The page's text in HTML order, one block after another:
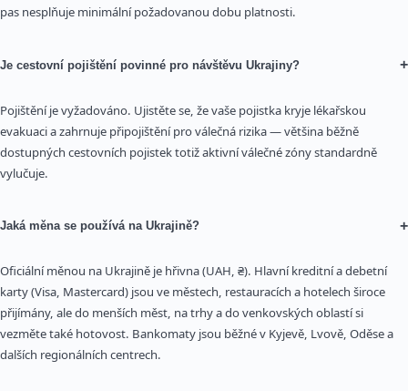
pas nesplňuje minimální požadovanou dobu platnosti.
Je cestovní pojištění povinné pro návštěvu Ukrajiny? +
Pojištění je vyžadováno. Ujistěte se, že vaše pojistka kryje lékařskou
evakuaci a zahrnuje připojištění pro válečná rizika — většina běžně
dostupných cestovních pojistek totiž aktivní válečné zóny standardně
vylučuje.
Jaká měna se používá na Ukrajině? +
Oficiální měnou na Ukrajině je hřivna (UAH, ₴). Hlavní kreditní a debetní
karty (Visa, Mastercard) jsou ve městech, restauracích a hotelech široce
přijímány, ale do menších měst, na trhy a do venkovských oblastí si
vezměte také hotovost. Bankomaty jsou běžné v Kyjevě, Lvově, Oděse a
dalších regionálních centrech.